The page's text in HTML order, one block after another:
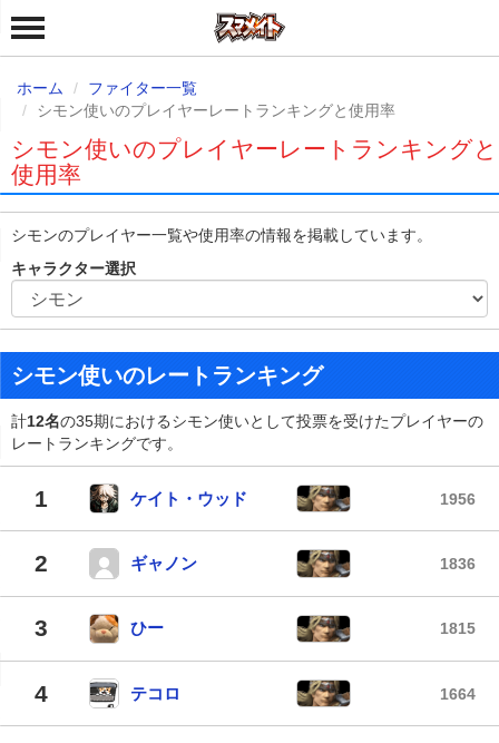
ホーム
ファイター一覧
シモン使いのプレイヤーレートランキングと使用率
シモン使いのプレイヤーレートランキングと
使用率
シモンのプレイヤー一覧や使用率の情報を掲載しています。
キャラクター選択
シモン使いのレートランキング
計12名の35期におけるシモン使いとして投票を受けたプレイヤーの
レートランキングです。
1 ケイト・ウッド 1956
2 ギャノン 1836
3 ひー 1815
4 テコロ 1664